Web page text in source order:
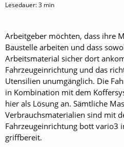
Lesedauer:3 min
Arbeitgeber möchten, dass ihre
Baustelle arbeiten und dass
Arbeitsmaterial sicher dort
Fahrzeugeinrichtung und das
Utensilien unumgänglich. Die
in Kombination mit dem
hier als Lösung an. Sämtliche
Verbrauchsmaterialien sind mit
Fahrzeugeinrichtung bott vario3
griffbereit.